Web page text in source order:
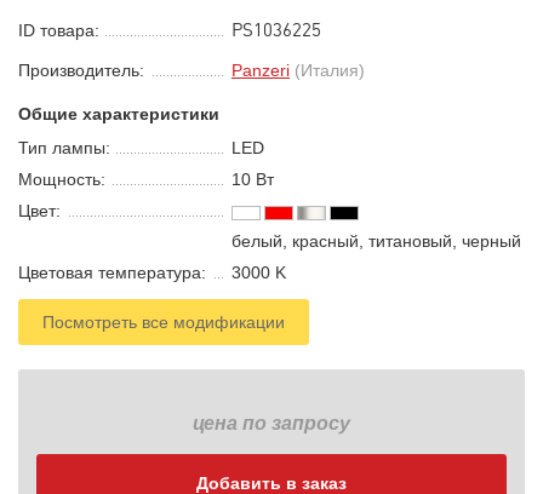
ID товара: PS1036225
Производитель: Panzeri (Италия)
Общие характеристики
Тип лампы:
LED
Мощность:
10 Вт
Цвет:
белый, красный, титановый, черный
Цветовая температура:
3000 K
Посмотреть все модификации
цена по запросу
Добавить в заказ